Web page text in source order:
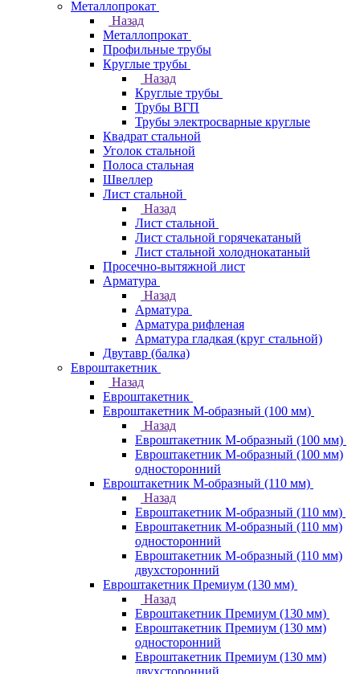
Металлопрокат
Назад
Металлопрокат
Профильные трубы
Круглые трубы
Назад
Круглые трубы
Трубы ВГП
Трубы электросварные круглые
Квадрат стальной
Уголок стальной
Полоса стальная
Швеллер
Лист стальной
Назад
Лист стальной
Лист стальной горячекатаный
Лист стальной холоднокатаный
Просечно-вытяжной лист
Арматура
Назад
Арматура
Арматура рифленая
Арматура гладкая (круг стальной)
Двутавр (балка)
Евроштакетник
Назад
Евроштакетник
Евроштакетник М-образный (100 мм)
Назад
Евроштакетник М-образный (100 мм)
Евроштакетник М-образный (100 мм)
односторонний
Евроштакетник М-образный (110 мм)
Назад
Евроштакетник М-образный (110 мм)
Евроштакетник М-образный (110 мм)
односторонний
Евроштакетник М-образный (110 мм)
двухсторонний
Евроштакетник Премиум (130 мм)
Назад
Евроштакетник Премиум (130 мм)
Евроштакетник Премиум (130 мм)
односторонний
Евроштакетник Премиум (130 мм)
двухсторонний